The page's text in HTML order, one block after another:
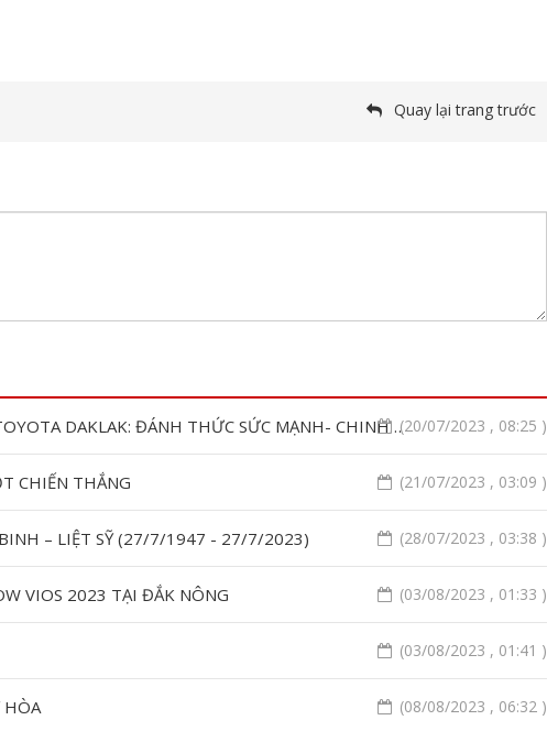
Quay lại trang trước
ĐỘI CHỦ NHÀ TÀI NĂNG - VỊ TÙ TRƯỞNG TRẺ TUỔI TOYOTA DAKLAK: ĐÁNH THỨC SỨC MẠNH- CHINH PHỤC ĐƯỜNG ĐUA CÙNG HỘI THI TAY NGHỀ TOYOTA 2023!(20/07/2023 , 08:25 )
CHIẾN THẮNG (21/07/2023 , 03:09 )
– LIỆT SỸ (27/7/1947 - 27/7/2023) (28/07/2023 , 03:38 )
VIOS 2023 TẠI ĐẮK NÔNG (03/08/2023 , 01:33 )
(03/08/2023 , 01:41 )
HÒA (08/08/2023 , 06:32 )